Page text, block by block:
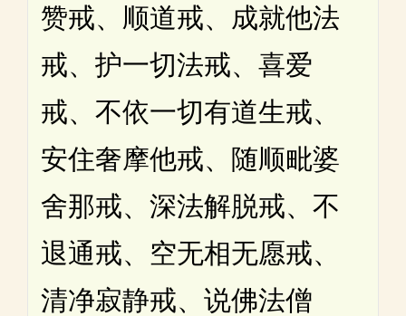
赞戒、顺道戒、成就他法
戒、护一切法戒、喜爱
戒、不依一切有道生戒、
安住奢摩他戒、随顺毗婆
舍那戒、深法解脱戒、不
退通戒、空无相无愿戒、
清净寂静戒、说佛法僧